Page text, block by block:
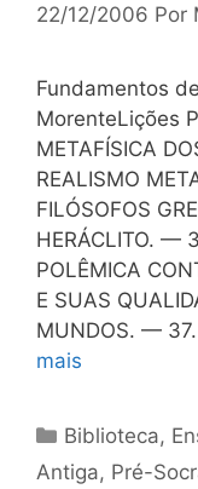
22/12/2006 Por
Fundamentos
MorenteLições
METAFÍSICA
REALISMO
FILÓSOFOS
HERÁCLITO. —
POLÊMICA
E SUAS
MUNDOS. — 37.
mais
Categorias
Biblioteca,
Antiga, Pré-